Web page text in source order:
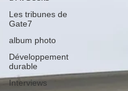
Les tribunes de
Gate7
album photo
Développement
durable
Interviews